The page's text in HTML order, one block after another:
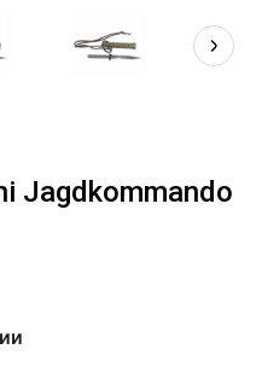
Jagdkommando